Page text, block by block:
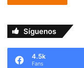
Síguenos
4.5k
Fans